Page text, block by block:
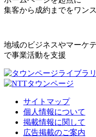
集客から成約までをワン
地域のビジネスやマーケ
で事業活動を支援
サイトマップ
個人情報について
掲載情報に関して
広告掲載のご案内